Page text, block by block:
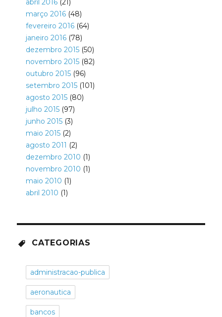
abril 2016(21)
março 2016(48)
fevereiro 2016(64)
janeiro 2016(78)
dezembro 2015(50)
novembro 2015(82)
outubro 2015(96)
setembro 2015(101)
agosto 2015(80)
julho 2015(97)
junho 2015(3)
maio 2015(2)
agosto 2011 (2)
dezembro 2010 (1)
novembro 2010 (1)
maio 2010 (1)
abril 2010 (1)
CATEGORIAS
administracao-publica
aeronautica
bancos